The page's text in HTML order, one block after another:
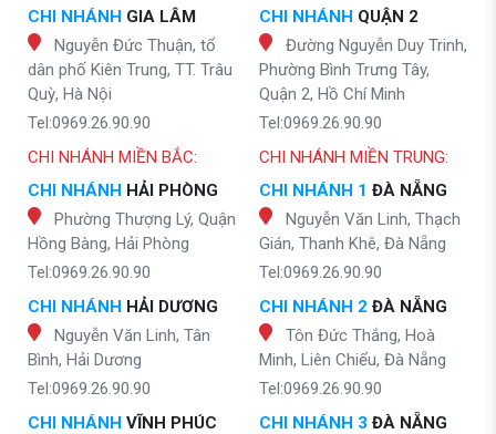
CHI NHÁNH GIA LÂM
Nguyễn Đức Thuận, tổ
dân phố Kiên Trung, TT. Trâu
Quỳ, Hà Nội
Tel:0969.26.90.90
CHI NHÁNH QUẬN 2
Đường Nguyễn Duy Trinh,
Phường Bình Trưng Tây,
Quận 2, Hồ Chí Minh
Tel:0969.26.90.90
CHI NHÁNH MIỀN BẮC:
CHI NHÁNH HẢI PHÒNG
Phường Thượng Lý, Quận
Hồng Bàng, Hải Phòng
Tel:0969.26.90.90
CHI NHÁNH HẢI DƯƠNG
Nguyễn Văn Linh, Tân
Bình, Hải Dương
Tel:0969.26.90.90
CHI NHÁNH VĨNH PHÚC
CHI NHÁNH MIỀN TRUNG:
CHI NHÁNH 1 ĐÀ NẴNG
Nguyễn Văn Linh, Thạch
Gián, Thanh Khê, Đà Nẵng
Tel:0969.26.90.90
CHI NHÁNH 2 ĐÀ NẴNG
Tôn Đức Thắng, Hoà
Minh, Liên Chiểu, Đà Nẵng
Tel:0969.26.90.90
CHI NHÁNH 3 ĐÀ NẴNG